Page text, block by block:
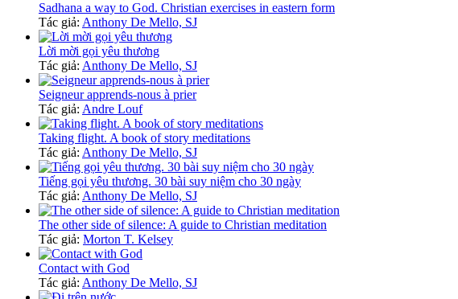
Sadhana a way to God. Christian exercises in eastern form
Tác giả: Anthony De Mello, SJ
Lời mời gọi yêu thương
Tác giả: Anthony De Mello, SJ
Seigneur apprends-nous à prier
Tác giả: Andre Louf
Taking flight. A book of story meditations
Tác giả: Anthony De Mello, SJ
Tiếng gọi yêu thương. 30 bài suy niệm cho 30 ngày
Tác giả: Anthony De Mello, SJ
The other side of silence: A guide to Christian meditation
Tác giả: Morton T. Kelsey
Contact with God
Tác giả: Anthony De Mello, SJ